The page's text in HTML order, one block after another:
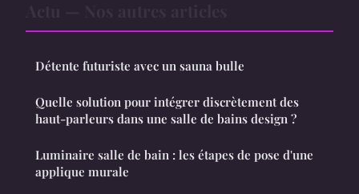
Détente futuriste avec un sauna bulle
Quelle solution pour intégrer discrètement des
haut-parleurs dans une salle de bains design ?
Luminaire salle de bain : les étapes de pose d'une
applique murale